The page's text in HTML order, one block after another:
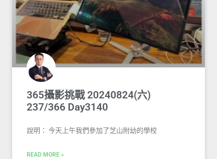
365攝影挑戰 20240824(六)
237/366 Day3140
說明： 今天上午我們參加了芝山附幼的學校
READ MORE »